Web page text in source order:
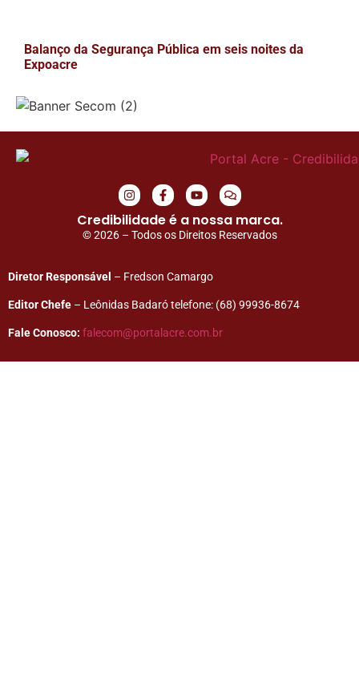
Balanço da Segurança Pública em seis noites da
Expoacre
Credibilidade é a nossa marca.
© 2026 – Todos os Direitos Reservados
Diretor Responsável – Fredson Camargo
Editor Chefe – Leônidas Badaró telefone: (68) 99936-8674
Fale Conosco: falecom@portalacre.com.br